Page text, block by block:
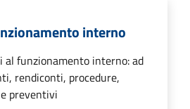
interno
al funzionamento interno: ad
rendiconti, procedure,
preventivi